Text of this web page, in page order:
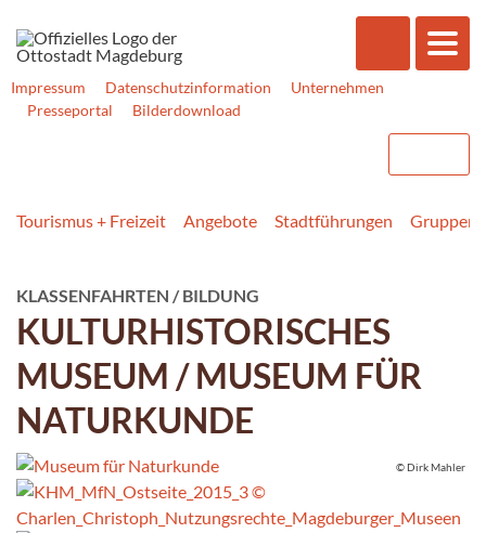
Impressum Datenschutzinformation
Unternehmen
Presseportal
Bilderdownload
Tourismus + Freizeit Angebote Stadtführungen
KLASSENFAHRTEN / BILDUNG
KULTURHISTORISCHES
MUSEUM / MUSEUM FÜR
NATURKUNDE
© Dirk Mahler